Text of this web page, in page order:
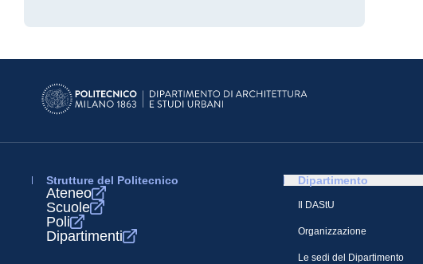
Strutture del Politecnico
Ateneo
Scuole
Poli
Dipartimenti
Dipartimento
Il DAStU
Organizzazione
Le sedi del Dipartimento